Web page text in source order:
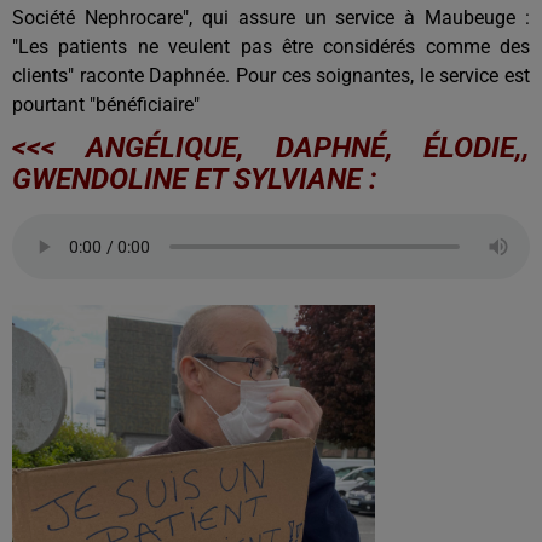
Société Nephrocare", qui assure un service à Maubeuge :
"Les patients ne veulent pas être considérés comme des
clients" raconte Daphnée. Pour ces soignantes, le service est
pourtant "bénéficiaire"
<<< ANGÉLIQUE, DAPHNÉ, ÉLODIE,,
GWENDOLINE ET SYLVIANE :